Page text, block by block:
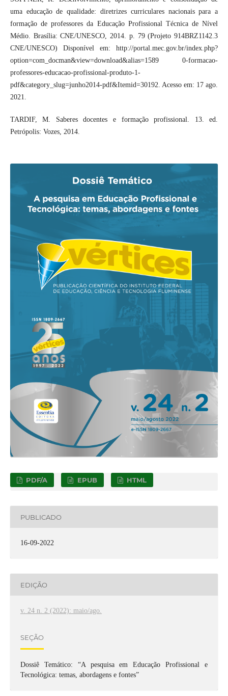
uma educação de qualidade: diretrizes curriculares nacionais para a
formação de professores da Educação Profissional Técnica de Nível
Médio. Brasília: CNE/UNESCO, 2014. p. 79 (Projeto 914BRZ1142.3
CNE/UNESCO) Disponível em: http://portal.mec.gov.br/index.php?
option=com_docman&view=download&alias=1589 0-formacao-
professores-educacao-profissional-produto-1-
pdf&category_slug=junho2014-pdf&Itemid=30192. Acesso em: 17 ago.
2021.
TARDIF, M. Saberes docentes e formação profissional. 13. ed.
Petrópolis: Vozes, 2014.
PDF/A EPUB HTML
PUBLICADO
16-09-2022
EDIÇÃO
v. 24 n. 2 (2022): maio/ago.
SEÇÃO
Dossiê Temático: “A pesquisa em Educação Profissional e
Tecnológica: temas, abordagens e fontes”